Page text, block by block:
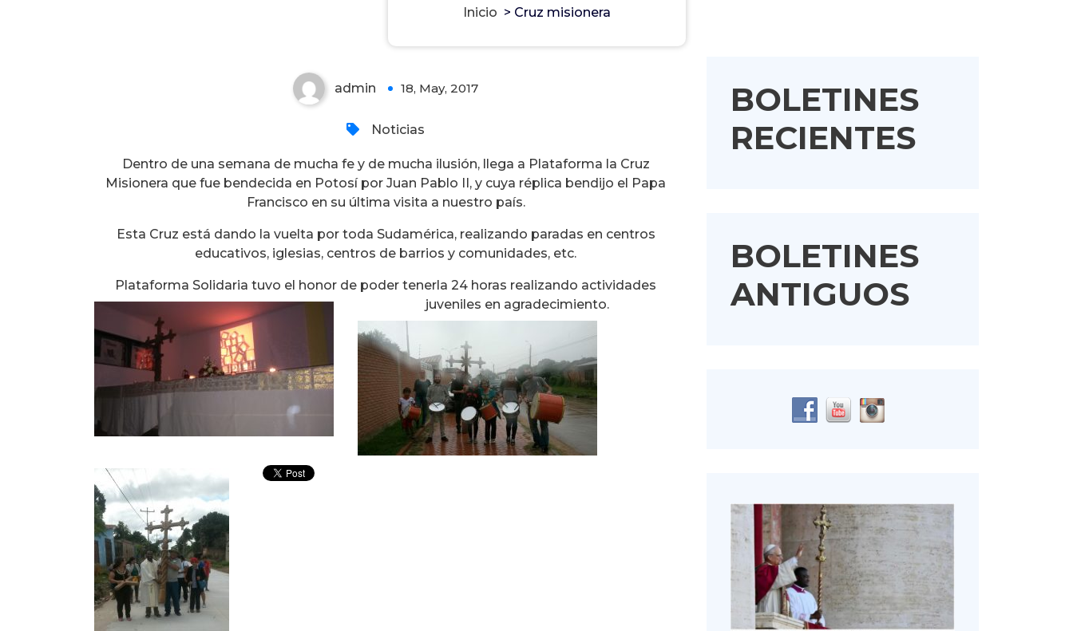
Inicio > Cruz misionera
admin 18, May, 2017
Noticias
Dentro de una semana de mucha fe y de mucha ilusión, llega a Plataforma la Cruz
Misionera que fue bendecida en Potosí por Juan Pablo II, y cuya réplica bendijo el Papa
Francisco en su última visita a nuestro país.
Esta Cruz está dando la vuelta por toda Sudamérica, realizando paradas en centros
educativos, iglesias, centros de barrios y comunidades, etc.
Plataforma Solidaria tuvo el honor de poder tenerla 24 horas realizando actividades
juveniles en agradecimiento.
BOLETINES
RECIENTES
BOLETINES
ANTIGUOS